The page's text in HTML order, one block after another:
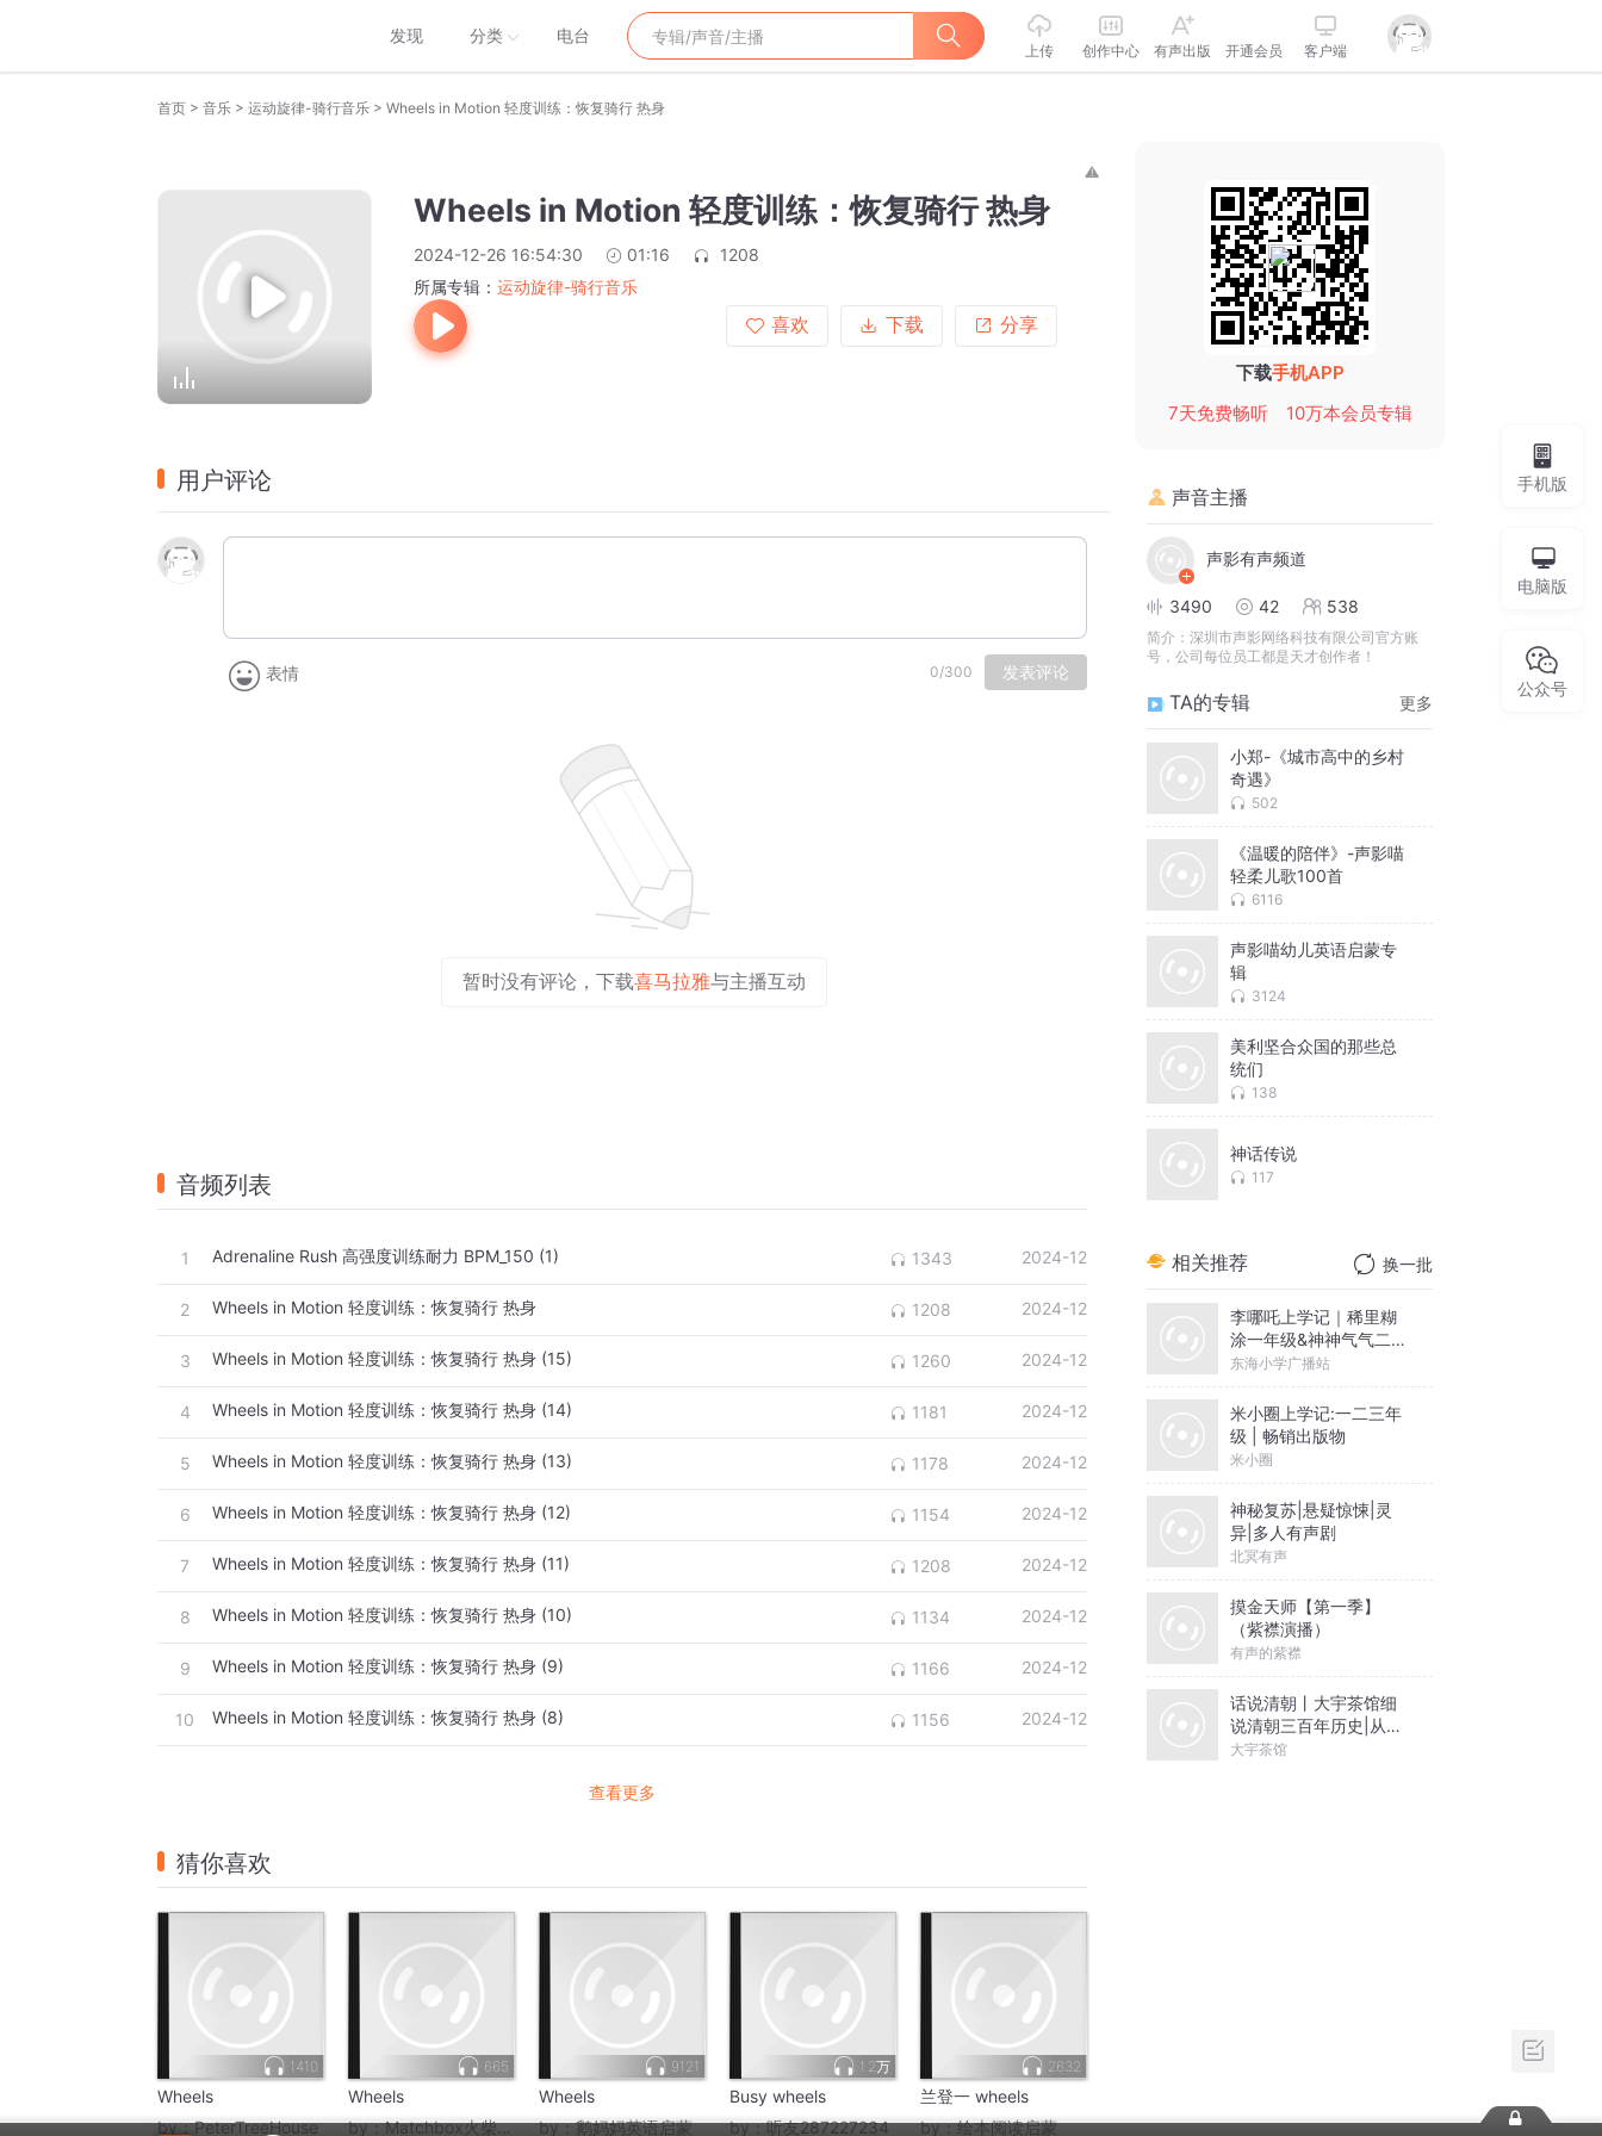
发现 分类 电台
上传 创作中心 有声出版 开通会员 客户端
首页 > 音乐 > 运动旋律-骑行音乐 > Wheels in Motion 轻度训练：恢复骑行 热身
Wheels in Motion 轻度训练：恢复骑行 热身
2024-12-26 16:54:30 01:16
1208
所属专辑： 运动旋律-骑行音乐
喜欢
下载 分享
用户评论
表情 0/300 发表评论
暂时没有评论，下载喜马拉雅与主播互动
音频列表
1 Adrenaline Rush 高强度训练耐力 BPM_150 (1) 1343 2024-12
2 Wheels in Motion 轻度训练：恢复骑行 热身 1208 2024-12
3 Wheels in Motion 轻度训练：恢复骑行 热身 (15) 1260 2024-12
4 Wheels in Motion 轻度训练：恢复骑行 热身 (14) 1181 2024-12
5 Wheels in Motion 轻度训练：恢复骑行 热身 (13) 1178 2024-12
6 Wheels in Motion 轻度训练：恢复骑行 热身 (12) 1154 2024-12
7 Wheels in Motion 轻度训练：恢复骑行 热身 (11) 1208 2024-12
8 Wheels in Motion 轻度训练：恢复骑行 热身 (10) 1134 2024-12
9 Wheels in Motion 轻度训练：恢复骑行 热身 (9) 1166 2024-12
10 Wheels in Motion 轻度训练：恢复骑行 热身 (8) 1156 2024-12
查看更多
猜你喜欢
1410
Wheels
by：PeterTreeHouse
665
Wheels
by：Matchbox火柴盒子
9121
Wheels
by：鹅妈妈英语启蒙
1.2万
Busy wheels
by：听友287227234
2632
兰登一 wheels
by：绘本阅读启蒙
下载手机APP
7天免费畅听
10万本会员专辑
声音主播
声影有声频道
3490 42 538
简介： 深圳市声影网络科技有限公司官方账
号，公司每位员工都是天才创作者！
TA的专辑 更多
小郑-《城市高中的乡村
奇遇》
502
《温暖的陪伴》-声影喵
轻柔儿歌100首
6116
声影喵幼儿英语启蒙专
辑
3124
美利坚合众国的那些总
统们
138
神话传说
117
相关推荐 换一批
李哪吒上学记｜稀里糊
涂一年级&神神气气二年
级
东海小学广播站
米小圈上学记:一二三年
级 | 畅销出版物
米小圈
神秘复苏|悬疑惊悚|灵
异|多人有声剧
北冥有声
摸金天师【第一季】
（紫襟演播）
有声的紫襟
话说清朝丨大宇茶馆细
说清朝三百年历史|从努
尔哈赤到末代皇帝溥仪|
大宇茶馆
手机版
电脑版
公众号